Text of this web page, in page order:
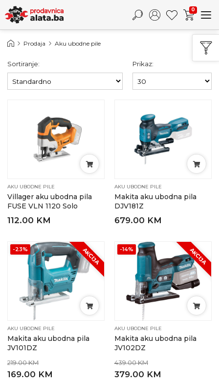
0
Prodaja Aku ubodne pile
Sortiranje: Prikaz:
AKU UBODNE PILE
Villager aku ubodna pila
FUSE VLN 1120 Solo
112.00 KM
AKU UBODNE PILE
Makita aku ubodna pila
DJV181Z
679.00 KM
-23% AKCIJA
AKU UBODNE PILE
Makita aku ubodna pila
JV101DZ
219.00 KM
169.00 KM
-14% AKCIJA
AKU UBODNE PILE
Makita aku ubodna pila
JV102DZ
439.00 KM
379.00 KM